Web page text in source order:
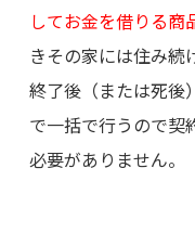
してお金を借りる商
きその家には住み続
終了後（または死後
で一括で行うので契
必要がありません。